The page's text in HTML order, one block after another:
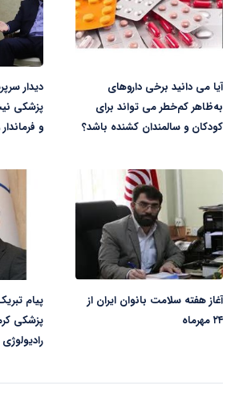
آیا می دانید برخی داروهای
به‌ظاهر کم‌خطر می تواند برای
کودکان و سالمندان کشنده باشد؟
دیدار
پزشکی
و
آغاز هفته سلامت بانوان ایران از
۲۴ مهرماه
پیام
پزشکی
رادیولوژی